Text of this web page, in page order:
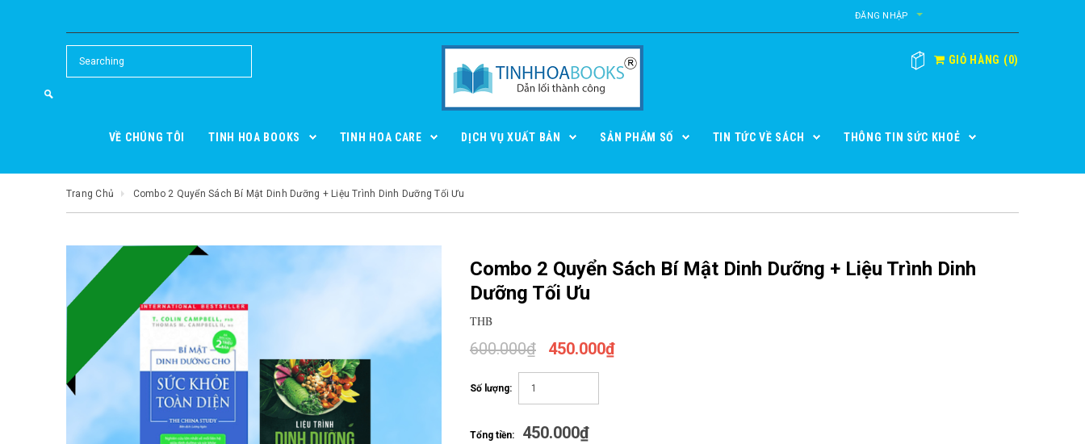
ĐĂNG NHẬP
GIỎ HÀNG (0)
VỀ CHÚNG TÔI TINH HOA BOOKS TINH HOA CARE DỊCH VỤ XUẤT BẢN SẢN PHẨM SỐ TIN TỨC VỀ SÁCH THÔNG TIN SỨC KHOẺ
Trang Chủ Combo 2 Quyển Sách Bí Mật Dinh Dưỡng + Liệu Trình Dinh Dưỡng Tối Ưu
Combo 2 Quyển Sách Bí Mật Dinh Dưỡng + Liệu Trình Dinh
Dưỡng Tối Ưu
THB
600.000₫ 450.000₫
Số lượng:
Tổng tiền: 450.000₫